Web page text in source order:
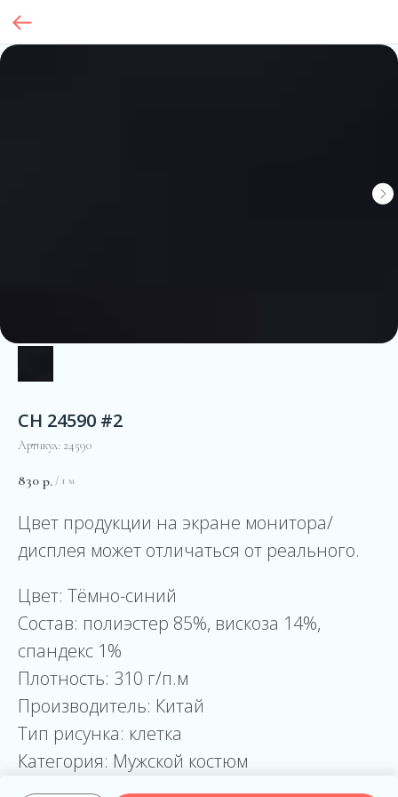
CH 24590 #2
Артикул: 24590
830 р./ 1 м
Цвет продукции на экране монитора/
дисплея может отличаться от реального.
Цвет: Тёмно-синий
Состав: полиэстер 85%, вискоза 14%,
спандекс 1%
Плотность: 310 г/п.м
Производитель: Китай
Тип рисунка: клетка
Категория: Мужской костюм
Категория: Корпоративная одежда